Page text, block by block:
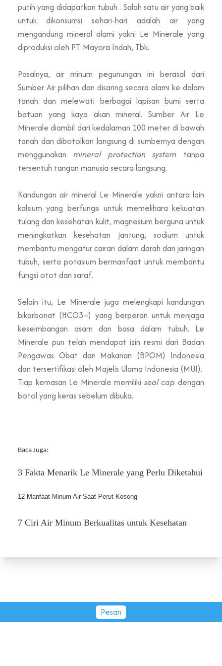
putih yang didapatkan tubuh . Salah satu air yang baik
untuk dikonsumsi sehari-hari adalah air yang
mengandung mineral alami yakni Le Minerale yang
diproduksi oleh PT. Mayora Indah, Tbk.
Pasalnya, air minum pegunungan ini berasal dari
Sumber Air pilihan dan disaring secara alami ke dalam
tanah dan melewati berbagai lapisan bumi serta
batuan yang kaya akan mineral. Sumber Air Le
Minerale diambil dari kedalaman 100 meter di bawah
tanah dan dibotolkan langsung di sumbernya dengan
menggunakan mineral protection system tanpa
tersentuh tangan manusia secara langsung.
Kandungan air mineral Le Minerale yakni antara lain
kalsium yang berfungsi untuk memelihara kekuatan
tulang dan kesehatan kulit, magnesium berguna untuk
meningkatkan kesehatan jantung, sodium untuk
membantu mengatur cairan dalam darah dan jaringan
tubuh, serta potasium bermanfaat untuk membantu
fungsi otot dan saraf.
Selain itu, Le Minerale juga melengkapi kandungan
bikarbonat (HCO3–) yang berperan untuk menjaga
keseimbangan asam dan basa dalam tubuh. Le
Minerale pun telah mendapat izin resmi dari Badan
Pengawas Obat dan Makanan (BPOM) Indonesia
dan tersertifikasi oleh Majelis Ulama Indonesia (MUI).
Tiap kemasan Le Minerale memiliki seal cap dengan
botol yang keras sebelum dibuka.
Baca Juga:
3 Fakta Menarik Le Minerale yang Perlu Diketahui
12 Manfaat Minum Air Saat Perut Kosong
7 Ciri Air Minum Berkualitas untuk Kesehatan
Pesan